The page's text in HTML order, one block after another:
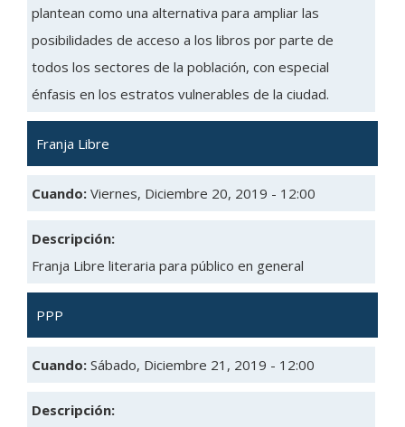
plantean como una alternativa para ampliar las
posibilidades de acceso a los libros por parte de
todos los sectores de la población, con especial
énfasis en los estratos vulnerables de la ciudad.
Franja Libre
Cuando: Viernes, Diciembre 20, 2019 - 12:00
Descripción:
Franja Libre literaria para público en general
PPP
Cuando: Sábado, Diciembre 21, 2019 - 12:00
Descripción: